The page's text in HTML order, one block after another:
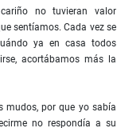
no tuvieran valor
sentíamos. Cada vez se
ya en casa todos
acortábamos más la
mudos, por que yo sabía
no respondía a su